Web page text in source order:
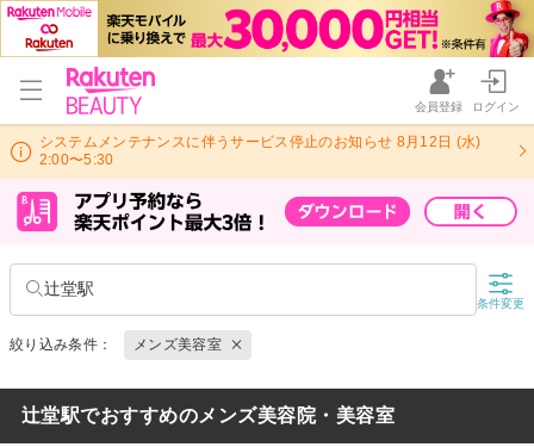
会員登録 ログイン
システムメンテナンスに伴うサービス停止のお知らせ 8月12日 (水)
2:00〜5:30
辻堂駅
条件変更
絞り込み条件： メンズ美容室
辻堂駅でおすすめのメンズ美容院・美容室